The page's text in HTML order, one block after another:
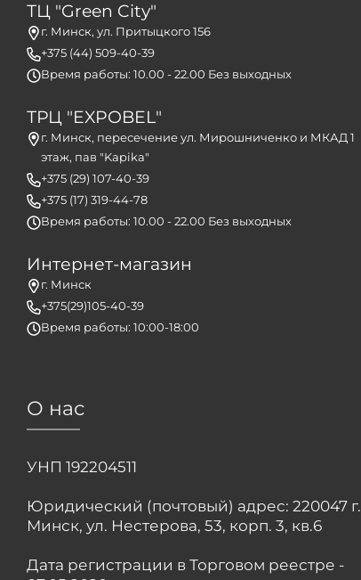
ТЦ "Green City"
г. Минск, ул. Притыцкого 156
+375 (44) 509-40-39
Время работы: 10.00 - 22.00 Без выходных
ТРЦ "EXPOBEL"
г. Минск, пересечение ул. Мирошниченко и МКАД 1
этаж, пав "Kapika"
+375 (29) 107-40-39
+375 (17) 319-44-78
Время работы: 10.00 - 22.00 Без выходных
Интернет-магазин
г. Минск
+375(29)105-40-39
Время работы: 10:00-18:00
О нас
УНП 192204511
Юридический (почтовый) адрес: 220047 г.
Минск, ул. Нестерова, 53, корп. 3, кв.6
Дата регистрации в Торговом реестре -